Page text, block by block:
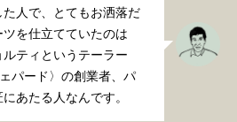
人で、とてもお洒落だ
を仕立てていたのは
ルティというテーラー
パード〉の創業者、パ
あたる人なんです。